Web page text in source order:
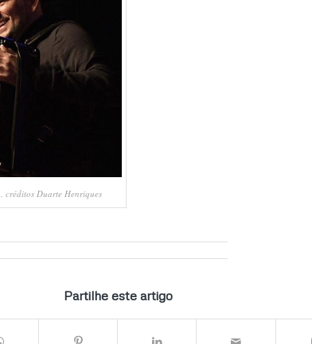
créditos Duarte Henriques
Partilhe este artigo